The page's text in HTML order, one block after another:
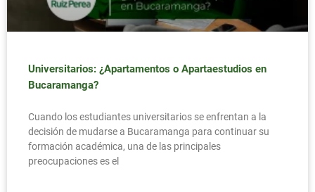
Universitarios: ¿Apartamentos o Apartaestudios en
Bucaramanga?
Cuando los estudiantes universitarios se enfrentan a la
decisión de mudarse a Bucaramanga para continuar su
formación académica, una de las principales
preocupaciones es el